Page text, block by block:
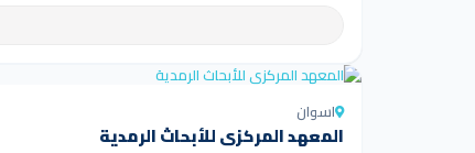
اسوان
المعهد المركزي للأبحاث الرمدية